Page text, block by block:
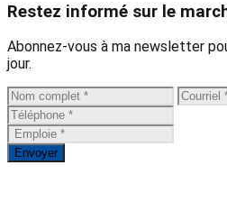
Restez informé sur le
Abonnez-vous à ma newsletter
jour.
Envoyer